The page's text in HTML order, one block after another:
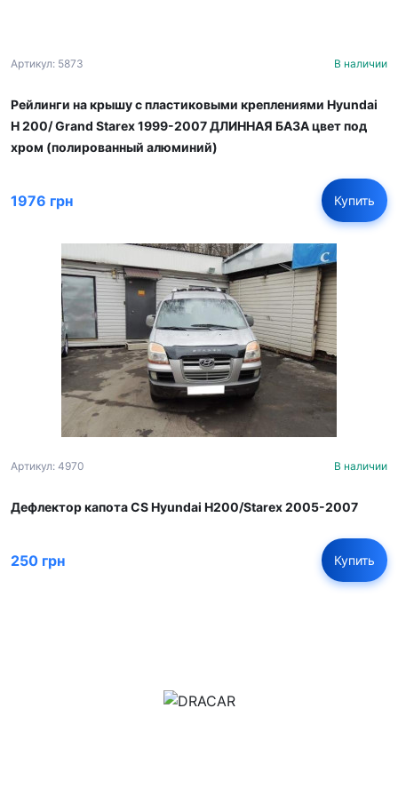
Артикул: 5873 В наличии
Рейлинги на крышу с пластиковыми креплениями Hyundai
H 200/ Grand Starex 1999-2007 ДЛИННАЯ БАЗА цвет под
хром (полированный алюминий)
1976 грн Купить
Артикул: 4970 В наличии
Дефлектор капота CS Hyundai H200/Starex 2005-2007
250 грн Купить